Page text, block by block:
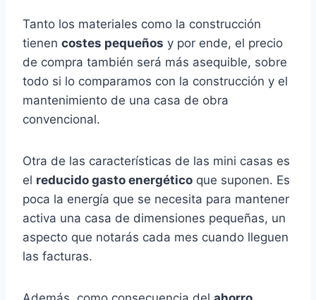
Tanto los materiales como la construcción
tienen costes pequeños y por ende, el precio
de compra también será más asequible, sobre
todo si lo comparamos con la construcción y el
mantenimiento de una casa de obra
convencional.
Otra de las características de las mini casas es
el reducido gasto energético que suponen. Es
poca la energía que se necesita para mantener
activa una casa de dimensiones pequeñas, un
aspecto que notarás cada mes cuando lleguen
las facturas.